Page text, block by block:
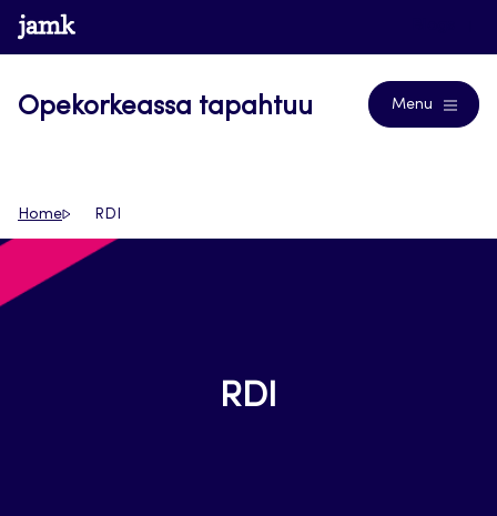
Siirry
suoraan
www.jamk.fi
Opekorkeassa tapahtuu Menu
Home RDI
RDI